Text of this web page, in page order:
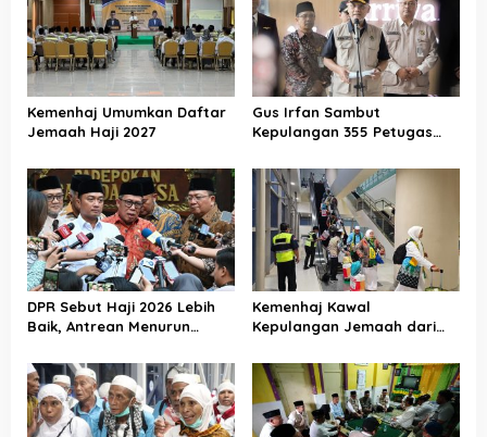
i
p
o
s
Kemenhaj Umumkan Daftar
Jemaah Haji 2027
Gus Irfan Sambut
Kepulangan 355 Petugas
DPR Sebut Haji 2026 Lebih
Baik, Antrean Menurun
Kemenhaj Kawal
Kepulangan Jemaah dari
Akan Didistribusikan di
Tanah Air